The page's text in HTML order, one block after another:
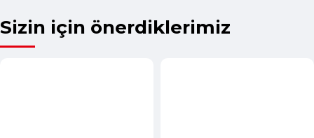
Sizin için önerdiklerimiz